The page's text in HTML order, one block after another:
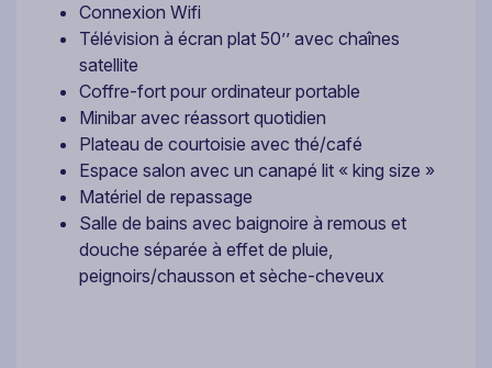
Connexion Wifi
Télévision à écran plat 50’’ avec chaînes
satellite
Coffre-fort pour ordinateur portable
Minibar avec réassort quotidien
Plateau de courtoisie avec thé/café
Espace salon avec un canapé lit « king size »
Matériel de repassage
Salle de bains avec baignoire à remous et
douche séparée à effet de pluie,
peignoirs/chausson et sèche-cheveux